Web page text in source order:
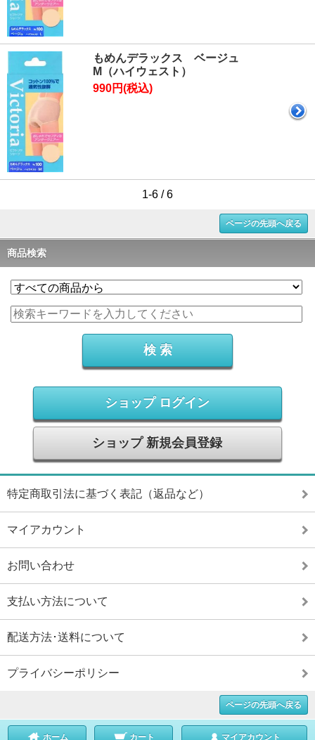
もめんデラックス ベージュ
M（ハイウェスト）
990円(税込)
1-6 / 6
ページの先頭へ戻る
商品検索
ショップ ログイン
ショップ 新規会員登録
特定商取引法に基づく表記（返品など）
マイアカウント
お問い合わせ
支払い方法について
配送方法･送料について
プライバシーポリシー
ページの先頭へ戻る
ホーム カート マイアカウント